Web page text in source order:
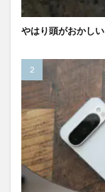
やはり頭がおかし